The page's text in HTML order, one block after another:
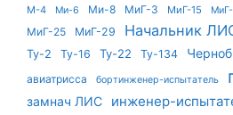
М-4
Ми-6 Ми-8 МиГ-3 МиГ-15
МиГ-25
МиГ-29 Начальник
Ту-2 Ту-16 Ту-22 Ту-134
авиатрисса бортинженер-испытатель
замнач ЛИС инженер-